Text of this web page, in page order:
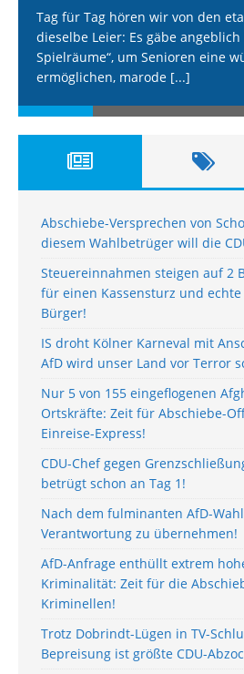
Tag für Tag hören wir von den
dieselbe Leier: Es gäbe
Spielräume“, um Senioren eine
ermöglichen, marode [...]
Abschiebe-Versprechen von
diesem Wahlbetrüger will die
Steuereinnahmen steigen auf 2
für einen Kassensturz und
Bürger!
IS droht Kölner Karneval mit
AfD wird unser Land vor Terror
Nur 5 von 155 eingeflogenen
Ortskräfte: Zeit für Abschiebe-
Einreise-Express!
CDU-Chef gegen
betrügt schon an Tag 1!
Nach dem fulminanten AfD-
Verantwortung zu übernehmen!
AfD-Anfrage enthüllt extrem
Kriminalität: Zeit für die
Kriminellen!
Trotz Dobrindt-Lügen in TV-
Bepreisung ist größte CDU-